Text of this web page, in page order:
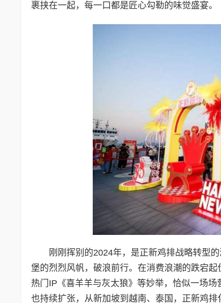
裹挟在一起，每一口都是匠心勾勒的味觉盛宴。
刚刚挥别的2024年，是正新鸡排战略转型
堡的烈烈风帆，破浪前行。在消费浪潮的跌宕
热门IP《喜羊羊与灰太狼》等妙举，恰似一场
也持续扩张，从新加坡到越南、泰国，正新鸡